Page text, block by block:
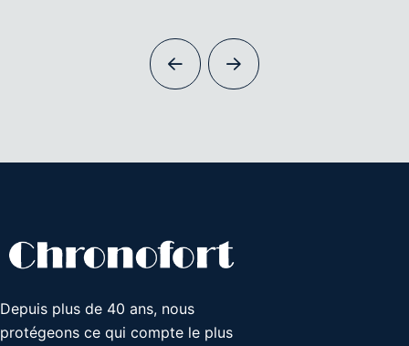
Depuis plus de 40 ans, nous
protégeons ce qui compte le plus